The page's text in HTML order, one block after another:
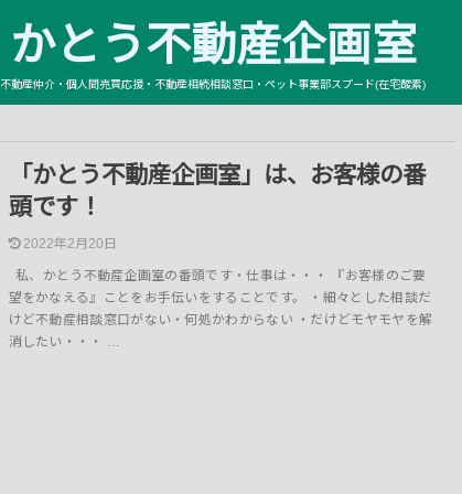
かとう不動産企画室
不動産仲介・個人間売買応援・不動産相続相談窓口・ペット事業部スプード(在宅酸素)
「かとう不動産企画室」は、お客様の番
頭です！
2022年2月20日
私、かとう不動産企画室の番頭です・仕事は・・・ 『お客様のご要
望をかなえる』ことをお手伝いをすることです。 ・細々とした相談だ
けど不動産相談窓口がない・何処かわからない ・だけどモヤモヤを解
消したい・・・ …